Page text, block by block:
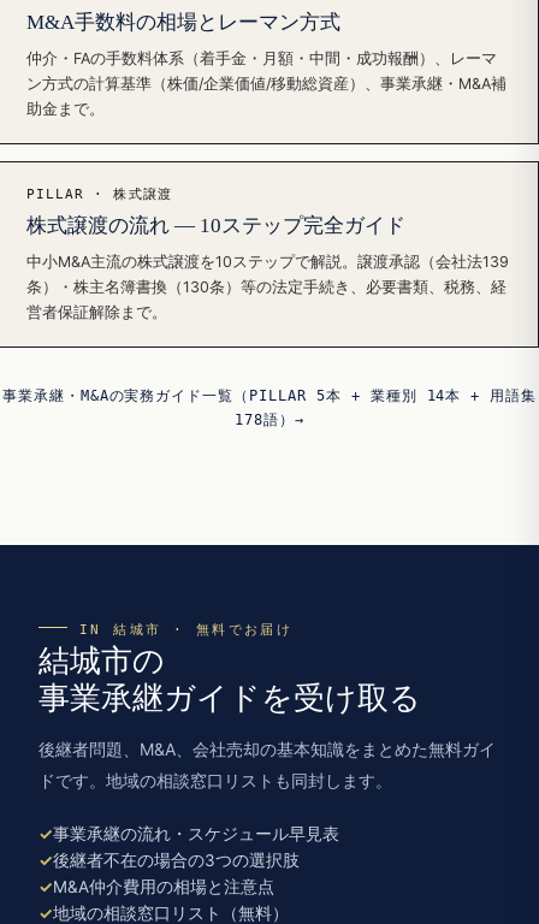
M&A手数料の相場とレーマン方式
仲介・FAの手数料体系（着手金・月額・中間・成功報酬）、レーマ
ン方式の計算基準（株価/企業価値/移動総資産）、事業承継・M&A補
助金まで。
PILLAR · 株式譲渡
株式譲渡の流れ — 10ステップ完全ガイド
中小M&A主流の株式譲渡を10ステップで解説。譲渡承認（会社法139
条）・株主名簿書換（130条）等の法定手続き、必要書類、税務、経
営者保証解除まで。
事業承継・M&Aの実務ガイド一覧（PILLAR 5本 + 業種別 14本 + 用語集
178語）→
IN 結城市 · 無料でお届け
結城市の
事業承継ガイドを受け取る
後継者問題、M&A、会社売却の基本知識をまとめた無料ガイ
ドです。地域の相談窓口リストも同封します。
事業承継の流れ・スケジュール早見表
後継者不在の場合の3つの選択肢
M&A仲介費用の相場と注意点
地域の相談窓口リスト（無料）